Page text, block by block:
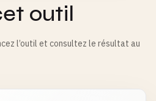
outil
l’outil et consultez le résultat au